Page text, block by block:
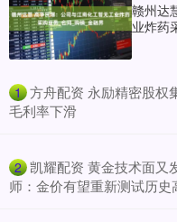
赣州达
业炸药
1 方舟配资 永励精密股权
毛利率下滑
2 凯耀配资 黄金技术面又
师：金价有望重新测试历史